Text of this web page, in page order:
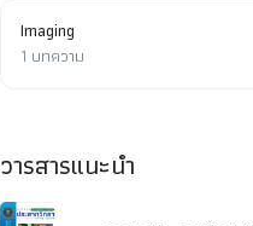
Imaging
1 บทความ
วารสารแนะนำ